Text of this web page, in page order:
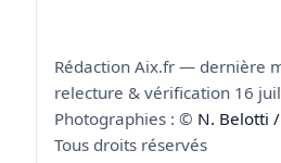
Rédaction Aix.fr — dernière
relecture & vérification 16
Photographies : © N. Belotti /
Tous droits réservés